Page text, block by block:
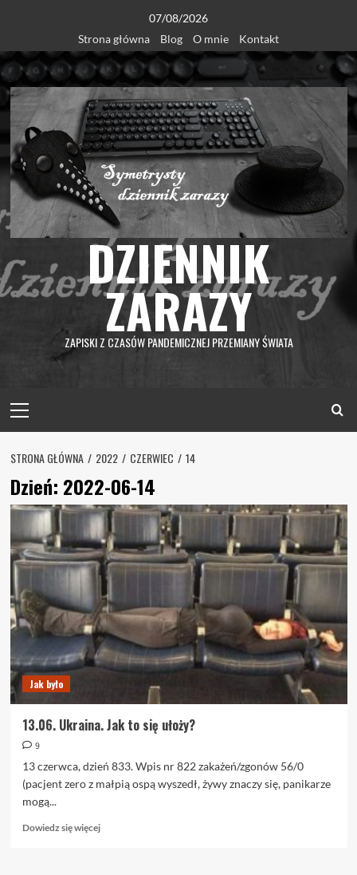
content
07/08/2026
Strona główna
Blog O mnie Kontakt
DZIENNIK
ZARAZY
ZAPISKI Z CZASÓW PANDEMICZNEJ PRZEMIANY ŚWIATA
Menu
STRONA GŁÓWNA 2022 CZERWIEC 14
Dzień: 2022-06-14
Jak było
13.06. Ukraina. Jak to się ułoży?
9
13 czerwca, dzień 833. Wpis nr 822 zakażeń/zgonów 56/0
(pacjent zero z małpią ospą wyszedł, żywy znaczy się, panikarze
mogą...
Dowiedz się więcejDowiedz